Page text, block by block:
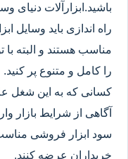
باشید.ابزارآلات دنیای
راه اندازی باید وسایل
مناسب هستند و البته با
را کامل و متنوع پر کنید.
کسانی که به این شغل
آگاهی از شرایط بازار
سود ابزار فروشی
خریداران عرضه کنند.